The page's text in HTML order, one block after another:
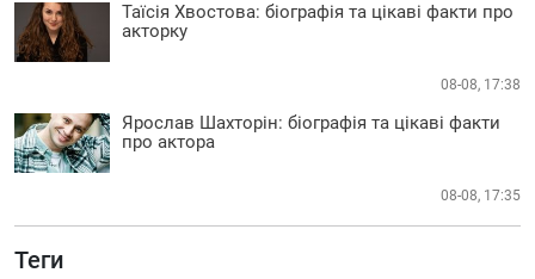
Таїсія Хвостова: біографія та цікаві факти про
акторку
08-08, 17:38
Ярослав Шахторін: біографія та цікаві факти
про актора
08-08, 17:35
Теги